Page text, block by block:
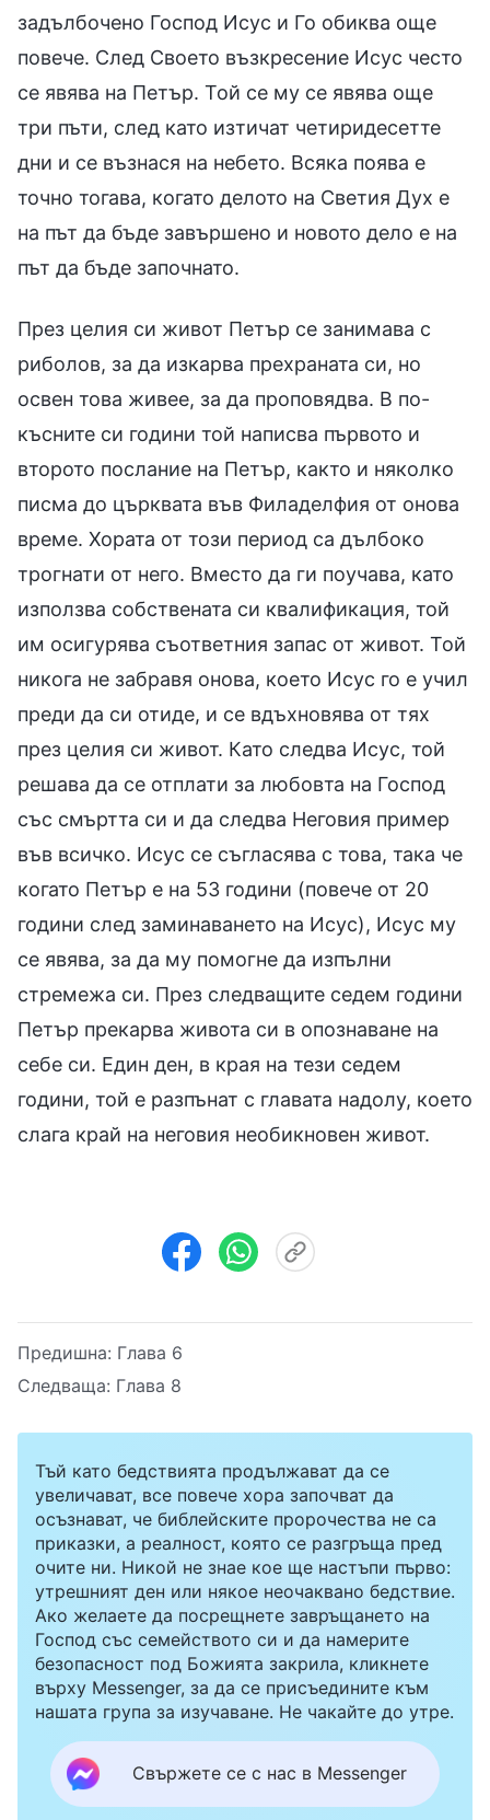
задълбочено Господ Исус и Го обиква още
повече. След Своето възкресение Исус често
се явява на Петър. Той се му се явява още
три пъти, след като изтичат четиридесетте
дни и се възнася на небето. Всяка поява е
точно тогава, когато делото на Светия Дух е
на път да бъде завършено и новото дело е на
път да бъде започнато.
През целия си живот Петър се занимава с
риболов, за да изкарва прехраната си, но
освен това живее, за да проповядва. В по-
късните си години той написва първото и
второто послание на Петър, както и няколко
писма до църквата във Филаделфия от онова
време. Хората от този период са дълбоко
трогнати от него. Вместо да ги поучава, като
използва собствената си квалификация, той
им осигурява съответния запас от живот. Той
никога не забравя онова, което Исус го е учил
преди да си отиде, и се вдъхновява от тях
през целия си живот. Като следва Исус, той
решава да се отплати за любовта на Господ
със смъртта си и да следва Неговия пример
във всичко. Исус се съгласява с това, така че
когато Петър е на 53 години (повече от 20
години след заминаването на Исус), Исус му
се явява, за да му помогне да изпълни
стремежа си. През следващите седем години
Петър прекарва живота си в опознаване на
себе си. Един ден, в края на тези седем
години, той е разпънат с главата надолу, което
слага край на неговия необикновен живот.
Предишна: Глава 6
Следваща: Глава 8
Тъй като бедствията продължават да се
увеличават, все повече хора започват да
осъзнават, че библейските пророчества не са
приказки, а реалност, която се разгръща пред
очите ни. Никой не знае кое ще настъпи първо:
утрешният ден или някое неочаквано бедствие.
Ако желаете да посрещнете завръщането на
Господ със семейството си и да намерите
безопасност под Божията закрила, кликнете
върху Messenger, за да се присъедините към
нашата група за изучаване. Не чакайте до утре.
Свържете се с нас в Messenger